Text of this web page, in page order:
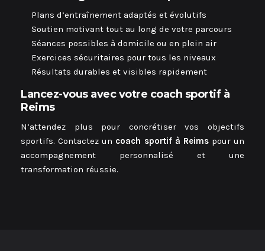
Plans d’entraînement adaptés et évolutifs
Soutien motivant tout au long de votre parcours
Séances possibles à domicile ou en plein air
Exercices sécuritaires pour tous les niveaux
Résultats durables et visibles rapidement
Lancez-vous avec votre coach sportif à
Reims
N’attendez plus pour concrétiser vos objectifs
sportifs. Contactez un coach sportif à Reimspour un
accompagnement personnalisé et une
transformation réussie.